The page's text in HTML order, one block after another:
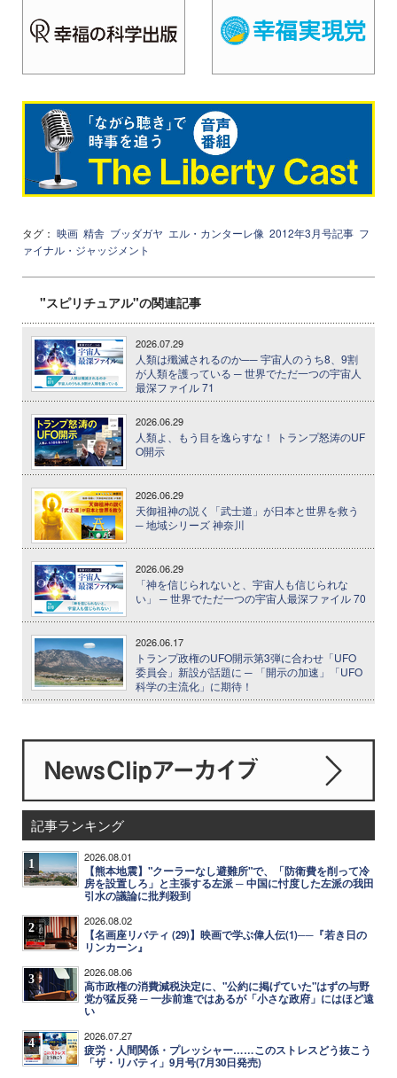
タグ： 映画 精舎 ブッダガヤ エル・カンターレ像 2012年3月号記事 フ
ァイナル・ジャッジメント
"スピリチュアル"の関連記事
2026.07.29
人類は殲滅されるのか── 宇宙人のうち8、9割
が人類を護っている ─ 世界でただ一つの宇宙人
最深ファイル 71
2026.06.29
人類よ、もう目を逸らすな！ トランプ怒涛のUF
O開示
2026.06.29
天御祖神の説く「武士道」が日本と世界を救う
─ 地域シリーズ 神奈川
2026.06.29
「神を信じられないと、宇宙人も信じられな
い」 ─ 世界でただ一つの宇宙人最深ファイル 70
2026.06.17
トランプ政権のUFO開示第3弾に合わせ「UFO
委員会」新設が話題に ─ 「開示の加速」「UFO
科学の主流化」に期待！
記事ランキング
1 2026.08.01
【熊本地震】"クーラーなし避難所"で、「防衛費を削って冷
房を設置しろ」と主張する左派 ─ 中国に忖度した左派の我田
引水の議論に批判殺到
2 2026.08.02
【名画座リバティ (29)】映画で学ぶ偉人伝(1)──『若き日の
リンカーン』
3 2026.08.06
高市政権の消費減税決定に、"公約に掲げていた"はずの与野
党が猛反発 ─ 一歩前進ではあるが「小さな政府」にはほど遠
い
4 2026.07.27
疲労・人間関係・プレッシャー……このストレスどう抜こう
「ザ・リバティ」9月号(7月30日発売)